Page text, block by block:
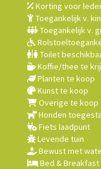
Korting voor
Toegankelijk v.
Toegankelijk v.
Toilet
Koffie/thee te
Planten te koop
Kunst te koop
Overige te koop
Honden
Fiets laadpunt
Levende tuin
Bewust met
Bed & Breakfast